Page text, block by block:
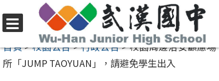
至
要
選
單
首頁>校園公告>行政公告>校園周邊治安顧慮場
所「JUMP TAOYUAN」，請避免學生出入